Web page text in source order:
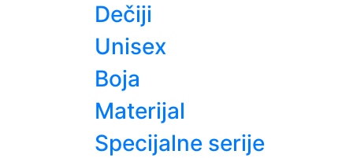
Dečiji
Unisex
Boja
Materijal
Specijalne serije